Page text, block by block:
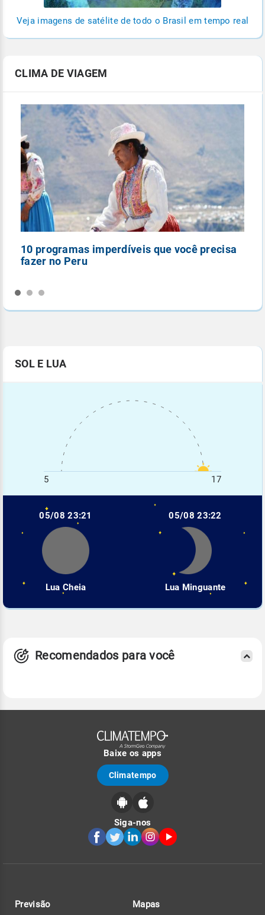
Veja imagens de satélite de todo o Brasil em tempo real
CLIMA DE VIAGEM
10 programas imperdíveis que você precisa
fazer no Peru
SOL E LUA
5 17
05/08 23:21
Lua Cheia
05/08 23:22
Lua Minguante
Recomendados para você
Baixe os apps
Climatempo
Siga-nos
Previsão Mapas